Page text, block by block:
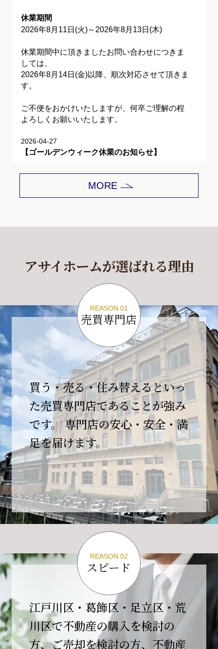
休業期間
2026年8月11日(火)～2026年8月13日(木)
休業期間中に頂きましたお問い合わせにつきま
しては、
2026年8月14日(金)以降、順次対応させて頂きま
す。
ご不便をおかけいたしますが、何卒ご理解の程
よろしくお願いいたします。
2026-04-27
【ゴールデンウィーク休業のお知らせ】
平素は格別のご愛顧を賜り、誠にありがとうご
下記期間をゴールデンウィーク休業とさせて頂
休業期間中に頂きましたお問い合わせにつきま
2026年5月7日(木)以降、順次対応させて頂きま
ご不便をおかけいたしますが、何卒ご理解の程
よろしくお願いいたします。
2026-04-17
【臨時休業のお知らせ】
平素より格別のご愛顧を賜り、誠にありがとう
ございます。
誠に勝手ながら、弊社開業10周年イベント開催
の為、
４月２６日(日)は臨時休業とさせていただきま
す。
これもひとえに皆様のご支援の賜物と、心より感謝申し上
げます。
ご不便をおかけしますが、何卒よろしくお願い
いたします。
翌日より通常営業いたします。
【開業10周年のご挨拶】
平素より格別のご高配を賜り、誠にありがとう
ございます。
おかげさまで当社は、2026年2月1日をもちまし
て開業10周年を迎えることができました。
MORE
アサイホームが選ばれる理由
REASON 01
売買専門店
買う・売る・住み替えるといっ
た売買専門店であることが強み
です。 専門店の安心・安全・満
足を届けます。
REASON 02
スピード
江戸川区・葛飾区・足立区・荒
川区で不動産の購入を検討の
方、ご売却を検討の方、不動産